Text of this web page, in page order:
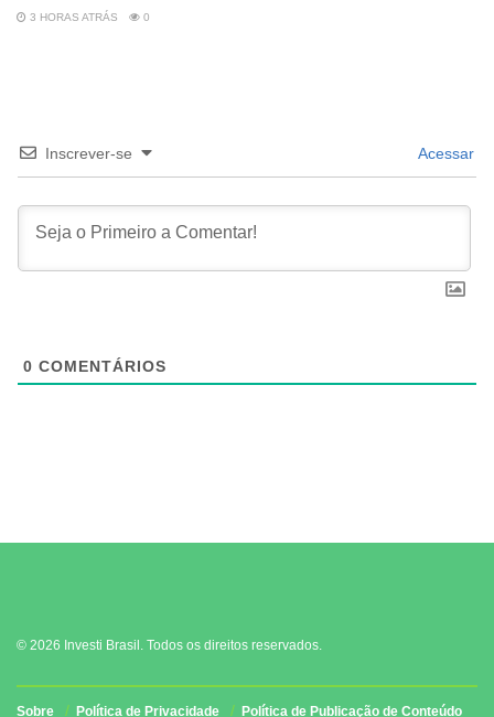
3 HORAS ATRÁS 0
Inscrever-se Acessar
0 COMENTÁRIOS
© 2026 Investi Brasil. Todos os direitos reservados.
Sobre Política de Privacidade Política de Publicação de Conteúdo